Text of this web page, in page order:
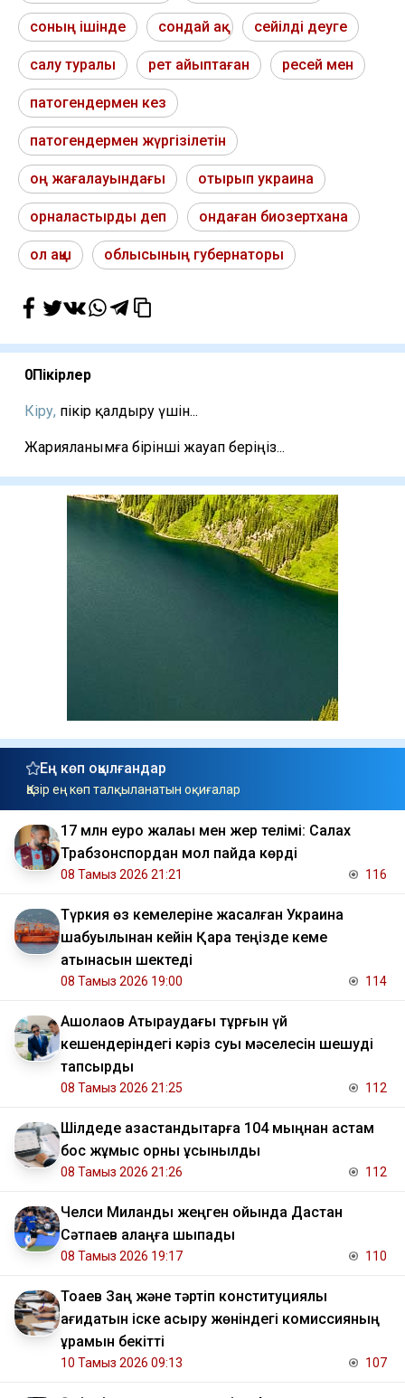
соның ішінде сондай ақ сейілді деуге
салу туралы рет айыптаған ресей мен
патогендермен кез
патогендермен жүргізілетін
оң жағалауындағы отырып украина
орналастырды деп ондаған биозертхана
ол ақш облысының губернаторы
0Пікірлер
Кіру, пікір қалдыру үшін...
Жарияланымға бірінші жауап беріңіз...
Ең көп оқылғандар
Қазір ең көп талқыланатын оқиғалар
17 млн еуро жалақы мен жер телімі: Салах
Трабзонспордан мол пайда көрді
08 Тамыз 2026 21:21 116
Түркия өз кемелеріне жасалған Украина
шабуылынан кейін Қара теңізде кеме
қатынасын шектеді
08 Тамыз 2026 19:00 114
​Ақшолақов Атыраудағы тұрғын үй
кешендеріндегі кәріз суы мәселесін шешуді
тапсырды
08 Тамыз 2026 21:25 112
​Шілдеде қазақстандықтарға 104 мыңнан астам
бос жұмыс орны ұсынылды
08 Тамыз 2026 21:26 112
Челси Миланды жеңген ойында Дастан
Сәтпаев алаңға шықпады
08 Тамыз 2026 19:17 110
Тоқаев Заң және тәртіп конституциялық
қағидатын іске асыру жөніндегі комиссияның
құрамын бекітті
10 Тамыз 2026 09:13 107